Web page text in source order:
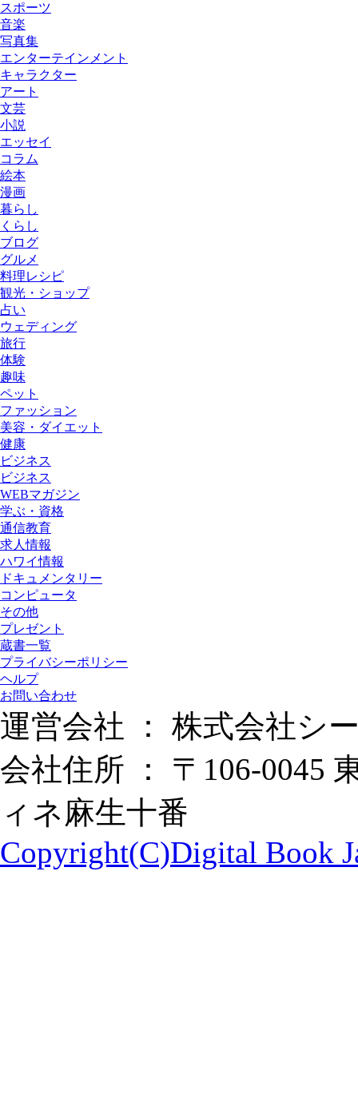
スポーツ
音楽
写真集
エンターテインメント
キャラクター
アート
文芸
小説
エッセイ
コラム
絵本
漫画
暮らし
くらし
ブログ
グルメ
料理レシピ
観光・ショップ
占い
ウェディング
旅行
体験
趣味
ペット
ファッション
美容・ダイエット
健康
ビジネス
ビジネス
WEBマガジン
学ぶ・資格
通信教育
求人情報
ハワイ情報
ドキュメンタリー
コンピュータ
その他
プレゼント
蔵書一覧
プライバシーポリシー
ヘルプ
お問い合わせ
運営会社 ： 株式会社シ
会社住所 ： 〒106-0045
ィネ麻生十番
Copyright(C)Digital Book